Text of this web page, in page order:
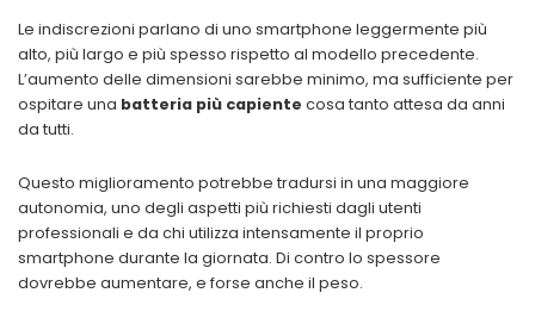
Le indiscrezioni parlano di uno smartphone leggermente più
alto, più largo e più spesso rispetto al modello precedente.
L’aumento delle dimensioni sarebbe minimo, ma sufficiente per
ospitare una batteria più capiente cosa tanto attesa da anni
da tutti.
Questo miglioramento potrebbe tradursi in una maggiore
autonomia, uno degli aspetti più richiesti dagli utenti
professionali e da chi utilizza intensamente il proprio
smartphone durante la giornata. Di contro lo spessore
dovrebbe aumentare, e forse anche il peso.